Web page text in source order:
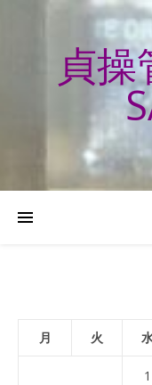
貞操
月 火
1